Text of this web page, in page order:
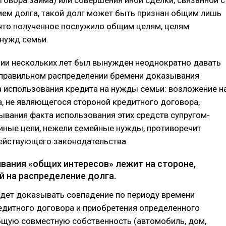
долга, такой долг может быть признан общим лишь
полученное послужило общим целям, целям
семьи.
нескольких лет был вынужден неоднократно давать
распределении бремени доказывания
использования кредита на нужды семьи: возложение
не являющегося стороной кредитного договора,
факта использования этих средств супругом-
цели, нежели семейные нужды, противоречит
законодательства.
«общих интересов» лежит на стороне,
на распределение долга.
доказывать совпадение по периоду времени
договора и приобретения определенного
совместную собственность (автомобиль, дом,